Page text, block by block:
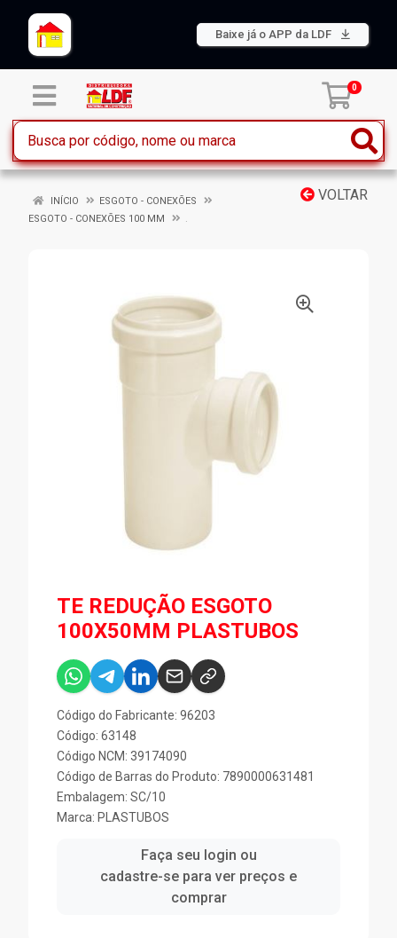
Baixe já o APP da LDF
0
VOLTAR
INÍCIO
ESGOTO - CONEXÕES
ESGOTO - CONEXÕES 100 MM
.
TE REDUÇÃO ESGOTO
100X50MM PLASTUBOS
Código do Fabricante: 96203
Código: 63148
Código NCM: 39174090
Código de Barras do Produto: 7890000631481
Embalagem: SC/10
Marca: PLASTUBOS
Faça seu login ou
cadastre-se para ver preços e
comprar